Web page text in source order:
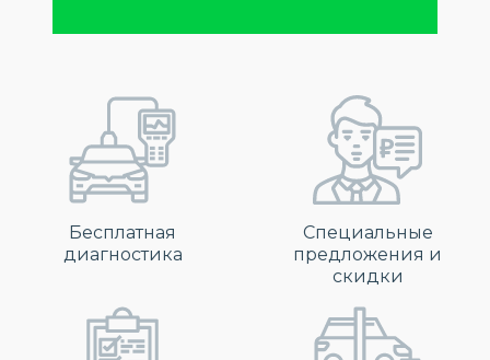
Бесплатная
диагностика
Специальные
предложения и
скидки